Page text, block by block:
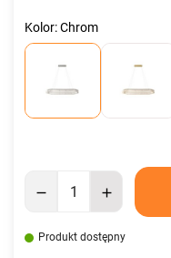
Kolor: Chrom
Produkt dostępny